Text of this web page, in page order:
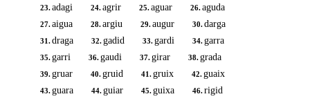
23.adagi 24.agrir 25.aguar 26.aguda
27.aigua 28.argiu 29.augur 30.darga
31.draga 32.gadid 33.gardi 34.garra
35.garri 36.gaudi 37.girar 38.grada
39.gruar 40.gruid 41.gruix 42.guaix
43.guara 44.guiar 45.guixa 46.rigid